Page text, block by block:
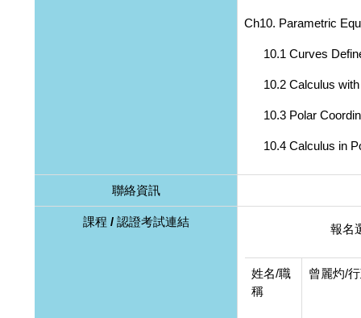
Ch10. Parametric
10.1 Curves
10.2 Calculus with
10.3 Polar
10.4 Calculus in
聯絡資訊
課程 / 認證考試連結
報名
姓名/職
稱
曾麗灼/